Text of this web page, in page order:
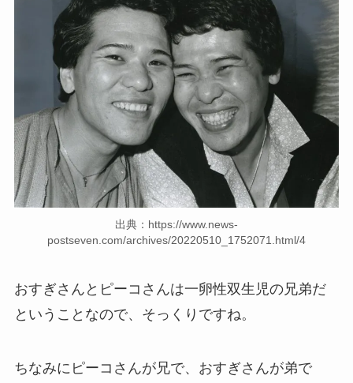
出典：https://www.news-
postseven.com/archives/20220510_1752071.html/4
おすぎさんとピーコさんは一卵性双生児の兄弟だ
ということなので、そっくりですね。
ちなみにピーコさんが兄で、おすぎさんが弟で